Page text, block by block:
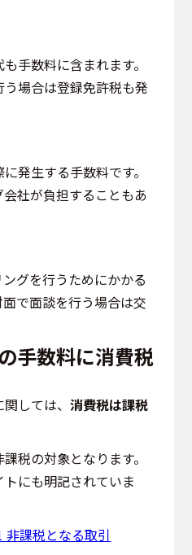
手数料に含まれます。
場合は登録免許税も発
発生する手数料です。
社が負担することもあ
グを行うためにかかる
で面談を行う場合は交
手数料に消費税
関しては、消費税は課税
税の対象となります。
にも明記されていま
課税となる取引